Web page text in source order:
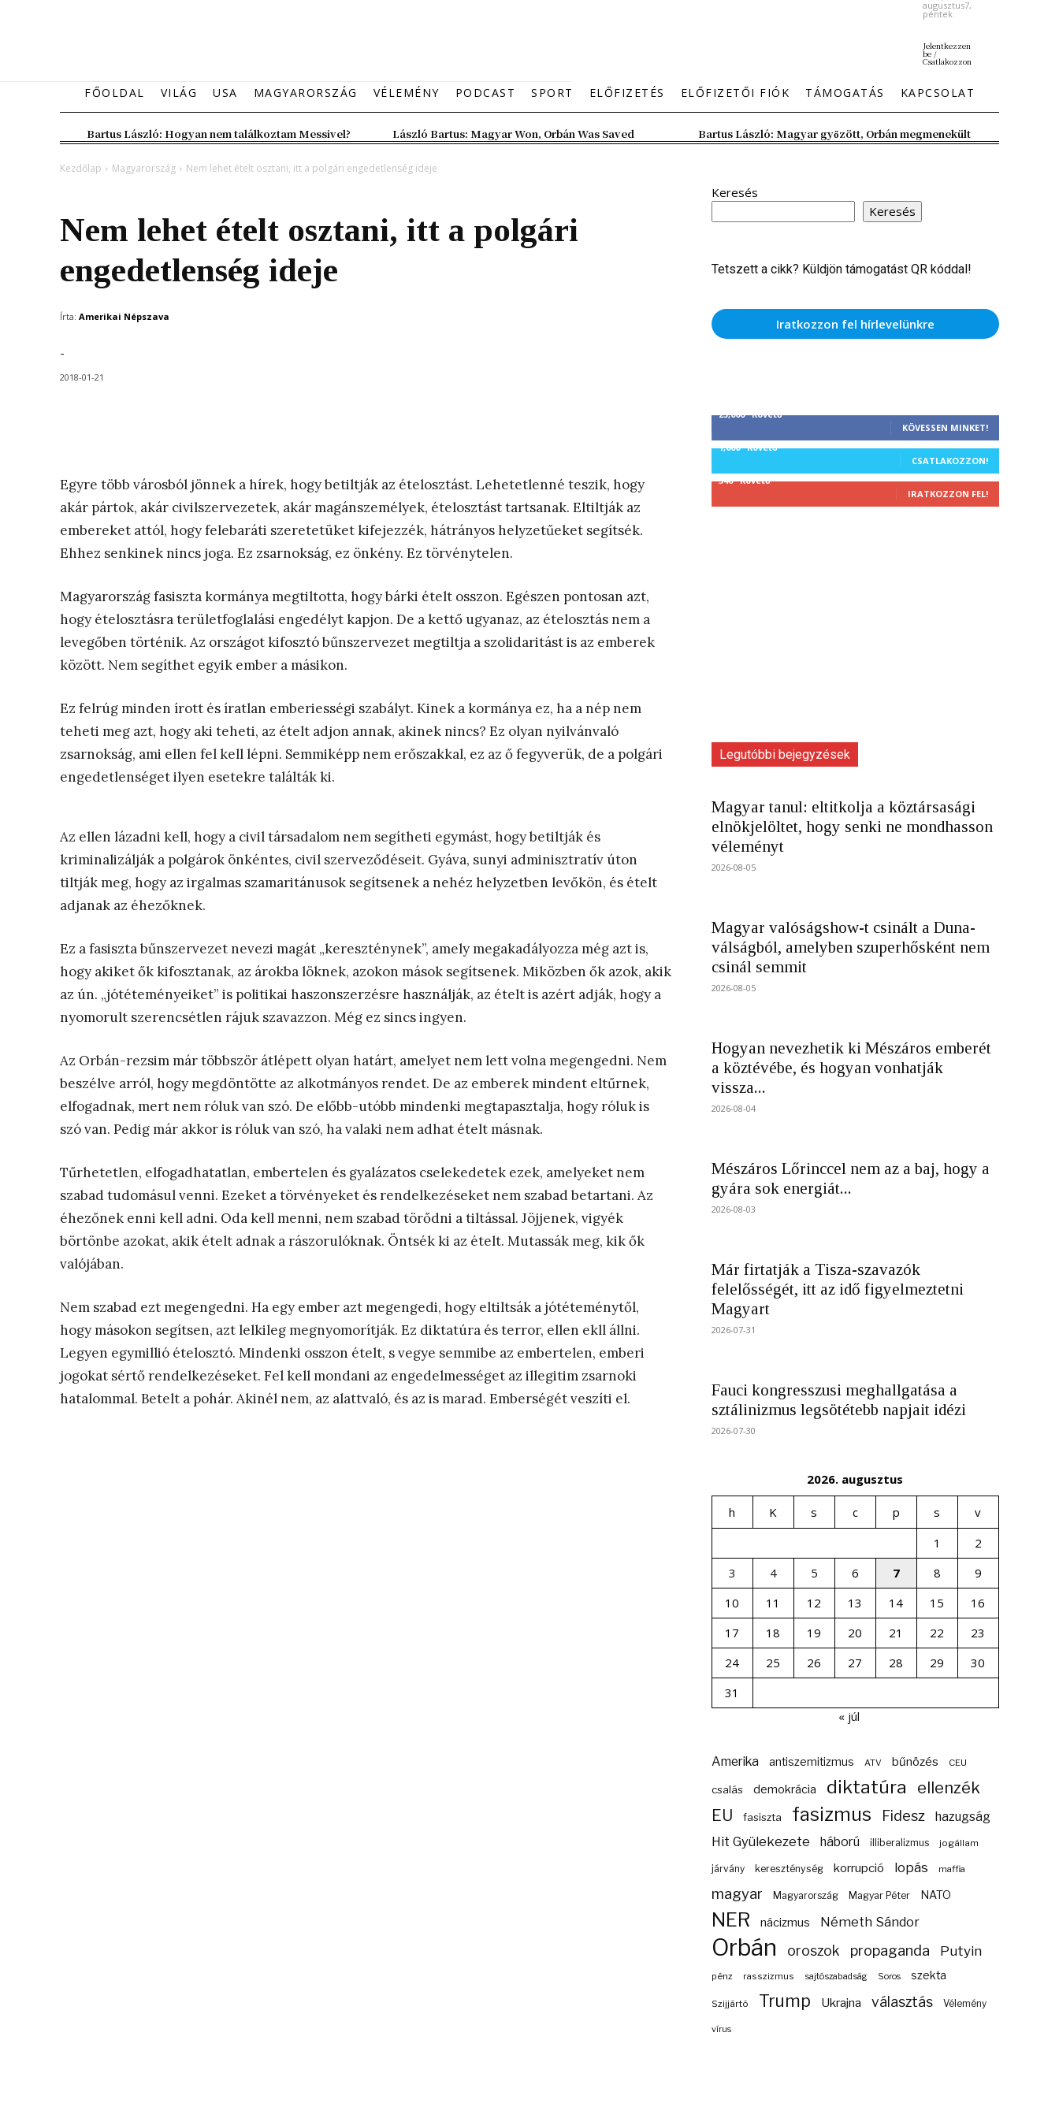
augusztus7,
péntek
Jelentkezzen
be /
Csatlakozzon
FŐOLDAL VILÁG USA MAGYARORSZÁG VÉLEMÉNY PODCAST SPORT ELŐFIZETÉS ELŐFIZETŐI FIÓK TÁMOGATÁS KAPCSOLAT
Bartus László: Hogyan nem találkoztam Messivel? László Bartus: Magyar Won, Orbán Was Saved Bartus László: Magyar győzött, Orbán megmenekült
Kezdőlap Magyarország Nem lehet ételt osztani, itt a polgári engedetlenség ideje
Nem lehet ételt osztani, itt a polgári
engedetlenség ideje
Írta: Amerikai Népszava
-
2018-01-21
Egyre több városból jönnek a hírek, hogy betiltják az ételosztást. Lehetetlenné teszik, hogy
akár pártok, akár civilszervezetek, akár magánszemélyek, ételosztást tartsanak. Eltiltják az
embereket attól, hogy felebaráti szeretetüket kifejezzék, hátrányos helyzetűeket segítsék.
Ehhez senkinek nincs joga. Ez zsarnokság, ez önkény. Ez törvénytelen.
Magyarország fasiszta kormánya megtiltotta, hogy bárki ételt osszon. Egészen pontosan azt,
hogy ételosztásra területfoglalási engedélyt kapjon. De a kettő ugyanaz, az ételosztás nem a
levegőben történik. Az országot kifosztó bűnszervezet megtiltja a szolidaritást is az emberek
között. Nem segíthet egyik ember a másikon.
Ez felrúg minden írott és íratlan emberiességi szabályt. Kinek a kormánya ez, ha a nép nem
teheti meg azt, hogy aki teheti, az ételt adjon annak, akinek nincs? Ez olyan nyilvánvaló
zsarnokság, ami ellen fel kell lépni. Semmiképp nem erőszakkal, ez az ő fegyverük, de a polgári
engedetlenséget ilyen esetekre találták ki.
Az ellen lázadni kell, hogy a civil társadalom nem segítheti egymást, hogy betiltják és
kriminalizálják a polgárok önkéntes, civil szerveződéseit. Gyáva, sunyi adminisztratív úton
tiltják meg, hogy az irgalmas szamaritánusok segítsenek a nehéz helyzetben levőkön, és ételt
adjanak az éhezőknek.
Ez a fasiszta bűnszervezet nevezi magát „kereszténynek”, amely megakadályozza még azt is,
hogy akiket ők kifosztanak, az árokba löknek, azokon mások segítsenek. Miközben ők azok, akik
az ún. „jótéteményeiket” is politikai haszonszerzésre használják, az ételt is azért adják, hogy a
nyomorult szerencsétlen rájuk szavazzon. Még ez sincs ingyen.
Az Orbán-rezsim már többször átlépett olyan határt, amelyet nem lett volna megengedni. Nem
beszélve arról, hogy megdöntötte az alkotmányos rendet. De az emberek mindent eltűrnek,
elfogadnak, mert nem róluk van szó. De előbb-utóbb mindenki megtapasztalja, hogy róluk is
szó van. Pedig már akkor is róluk van szó, ha valaki nem adhat ételt másnak.
Tűrhetetlen, elfogadhatatlan, embertelen és gyalázatos cselekedetek ezek, amelyeket nem
szabad tudomásul venni. Ezeket a törvényeket és rendelkezéseket nem szabad betartani. Az
éhezőnek enni kell adni. Oda kell menni, nem szabad törődni a tiltással. Jöjjenek, vigyék
börtönbe azokat, akik ételt adnak a rászorulóknak. Öntsék ki az ételt. Mutassák meg, kik ők
valójában.
Nem szabad ezt megengedni. Ha egy ember azt megengedi, hogy eltiltsák a jótéteménytől,
hogy másokon segítsen, azt lelkileg megnyomorítják. Ez diktatúra és terror, ellen ekll állni.
Legyen egymillió ételosztó. Mindenki osszon ételt, s vegye semmibe az embertelen, emberi
jogokat sértő rendelkezéseket. Fel kell mondani az engedelmességet az illegitim zsarnoki
hatalommal. Betelt a pohár. Akinél nem, az alattvaló, és az is marad. Emberségét veszíti el.
Keresés
Keresés
Tetszett a cikk? Küldjön támogatást QR kóddal!
Iratkozzon fel hírlevelünkre
25,000 Követő
KÖVESSEN MINKET!
1,000 Követő
CSATLAKOZZON!
340 Követő
IRATKOZZON FEL!
Legutóbbi bejegyzések
Magyar tanul: eltitkolja a köztársasági
elnökjelöltet, hogy senki ne mondhasson
véleményt
2026-08-05
Magyar valóságshow-t csinált a Duna-
válságból, amelyben szuperhősként nem
csinál semmit
2026-08-05
Hogyan nevezhetik ki Mészáros emberét
a köztévébe, és hogyan vonhatják
vissza...
2026-08-04
Mészáros Lőrinccel nem az a baj, hogy a
gyára sok energiát...
2026-08-03
Már firtatják a Tisza-szavazók
felelősségét, itt az idő figyelmeztetni
Magyart
2026-07-31
Fauci kongresszusi meghallgatása a
sztálinizmus legsötétebb napjait idézi
2026-07-30
2026. augusztus
h K s c p s
v
1
2
3
4 5 6 7 8
9
10
11 12 13 14 15
16
17
18 19 20 21 22
23
24
25 26 27 28 29
30
31
« júl
Amerika antiszemitizmus ATV bűnözés CEU
csalás demokrácia diktatúra ellenzék
EU fasiszta fasizmus Fidesz hazugság
Hit Gyülekezete háború illiberalizmus jogállam
járvány kereszténység korrupció lopás maffia
magyar Magyarország Magyar Péter NATO
NER nácizmus Németh Sándor
Orbán oroszok propaganda Putyin
pénz rasszizmus sajtószabadság Soros szekta
Szijjártó Trump Ukrajna választás Vélemény
vírus